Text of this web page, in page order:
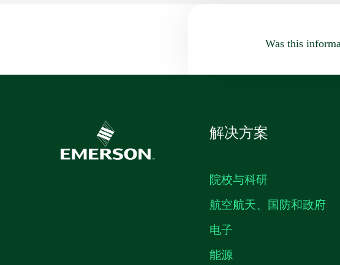
Was this
解决方案
院校与科研
航空航天、国防和政府
电子
能源